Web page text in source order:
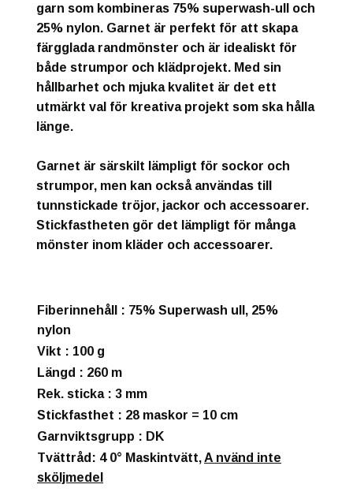
garn som kombineras 75% superwash-ull och
25% nylon. Garnet är perfekt för att skapa
färgglada randmönster och är idealiskt för
både strumpor och klädprojekt. Med sin
hållbarhet och mjuka kvalitet är det ett
utmärkt val för kreativa projekt som ska hålla
länge.
Garnet är särskilt lämpligt för sockor och
strumpor, men kan också användas till
tunnstickade tröjor, jackor och accessoarer.
Stickfastheten gör det lämpligt för många
mönster inom kläder och accessoarer.
Fiberinnehåll
: 75% Superwash ull, 25%
nylon
Vikt : 100 g
Längd : 260 m
Rek. sticka: 3 mm
Stickfasthet : 28 maskor = 10 cm
Garnviktsgrupp : DK
Tvättråd: 40° Maskintvätt,A nvänd inte
sköljmedel